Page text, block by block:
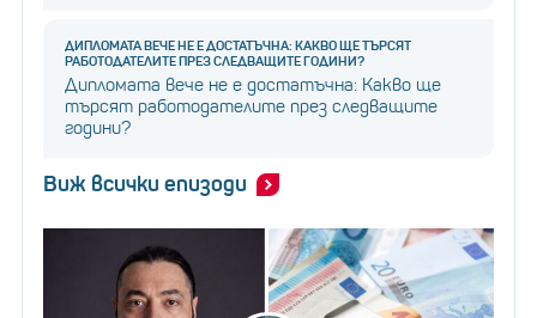
ДИПЛОМАТА ВЕЧЕ НЕ Е ДОСТАТЪЧНА: КАКВО ЩЕ ТЪРСЯТ
РАБОТОДАТЕЛИТЕ ПРЕЗ СЛЕДВАЩИТЕ ГОДИНИ?
Дипломата вече не е достатъчна: Какво ще
търсят работодателите през следващите
години?
Виж всички епизоди